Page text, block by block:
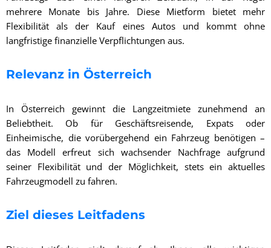
mehrere Monate bis Jahre. Diese Mietform bietet mehr
Flexibilität als der Kauf eines Autos und kommt ohne
langfristige finanzielle Verpflichtungen aus.
Relevanz in Österreich
In Österreich gewinnt die Langzeitmiete zunehmend an
Beliebtheit. Ob für Geschäftsreisende, Expats oder
Einheimische, die vorübergehend ein Fahrzeug benötigen –
das Modell erfreut sich wachsender Nachfrage aufgrund
seiner Flexibilität und der Möglichkeit, stets ein aktuelles
Fahrzeugmodell zu fahren.
Ziel dieses Leitfadens